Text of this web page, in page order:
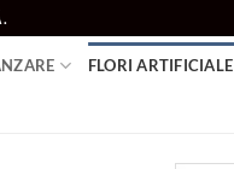
FLORI ARTIFICIALE